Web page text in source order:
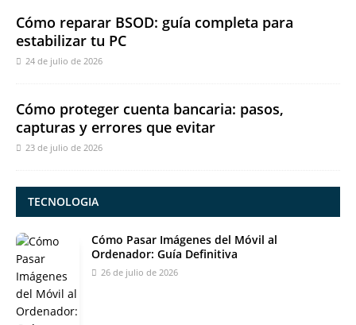
Cómo reparar BSOD: guía completa para
estabilizar tu PC
24 de julio de 2026
Cómo proteger cuenta bancaria: pasos,
capturas y errores que evitar
23 de julio de 2026
TECNOLOGIA
Cómo Pasar Imágenes del Móvil al
Ordenador: Guía Definitiva
26 de julio de 2026